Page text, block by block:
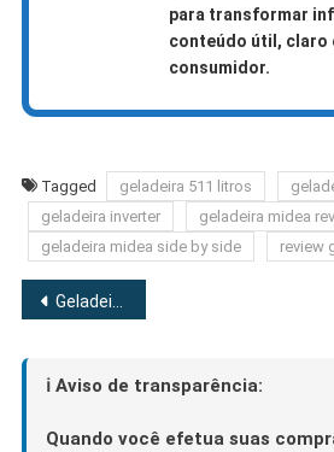
para transformar
conteúdo útil, claro
consumidor.
Tagged geladeira 511 litros
geladeira inverter
geladeira midea
geladeira midea side by side
review
Navegação
de
Post
Geladeira Midea Pequena As Melhores E Mais Vendidas [2025]
ℹ️ Aviso de transparência:
Quando você efetua suas